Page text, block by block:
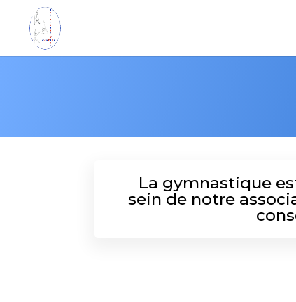
La gymnastique
sein de notre